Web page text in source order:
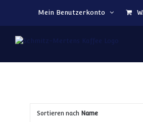
Mein Benutzerkonto
Sortieren nach Name